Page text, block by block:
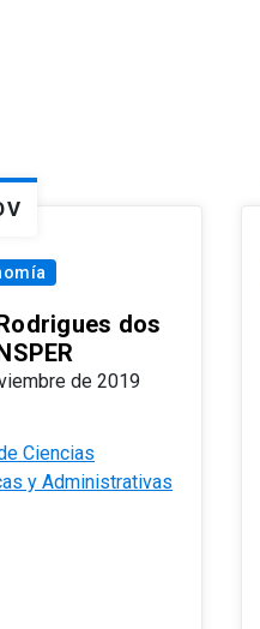
dos
de 2019
Ciencias
y Administrativas